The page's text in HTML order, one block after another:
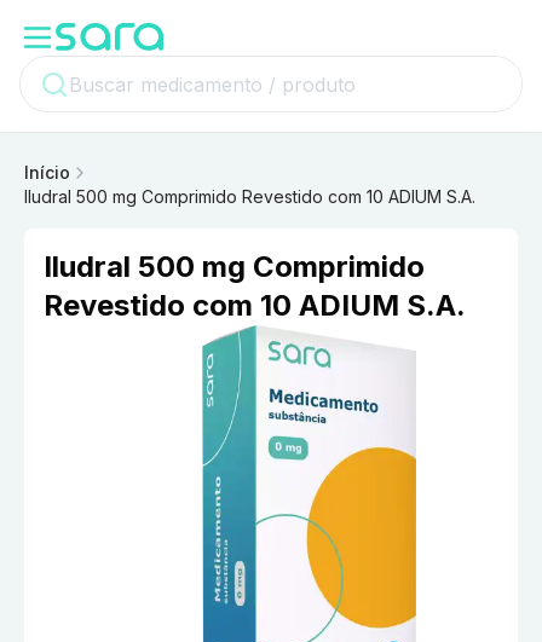
Início
Iludral 500 mg Comprimido Revestido com 10 ADIUM S.A.
Iludral 500 mg Comprimido
Revestido com 10 ADIUM S.A.